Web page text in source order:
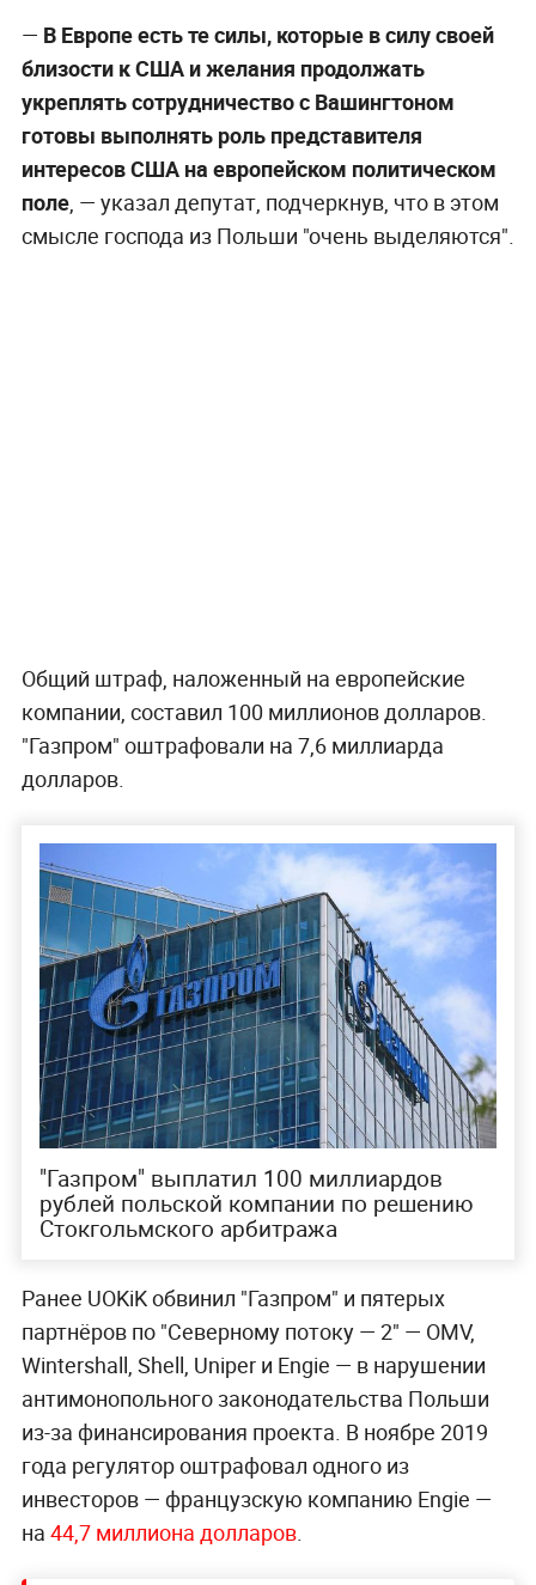
— В Европе есть те силы, которые в силу своей
близости к США и желания продолжать
укреплять сотрудничество с Вашингтоном
готовы выполнять роль представителя
интересов США на европейском политическом
поле, — указал депутат, подчеркнув, что в этом
смысле господа из Польши "очень выделяются".
Общий штраф, наложенный на европейские
компании, составил 100 миллионов долларов.
"Газпром" оштрафовали на 7,6 миллиарда
долларов.
"Газпром" выплатил 100 миллиардов
рублей польской компании по решению
Стокгольмского арбитража
Ранее UOKiK обвинил "Газпром" и пятерых
партнёров по "Северному потоку — 2" — OMV,
Wintershall, Shell, Uniper и Engie — в нарушении
антимонопольного законодательства Польши
из-за финансирования проекта. В ноябре 2019
года регулятор оштрафовал одного из
инвесторов — французскую компанию Engie —
на 44,7 миллиона долларов.